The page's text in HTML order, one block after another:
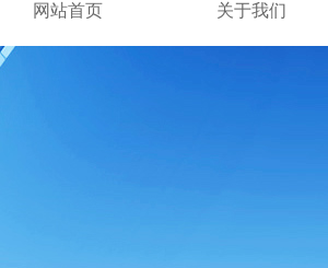
网站首页 关于我们